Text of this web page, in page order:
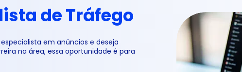
de Tráfego
em anúncios e deseja
na área, essa oportunidade é para